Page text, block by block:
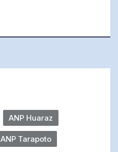
ANP Huaraz
ANP Tarapoto